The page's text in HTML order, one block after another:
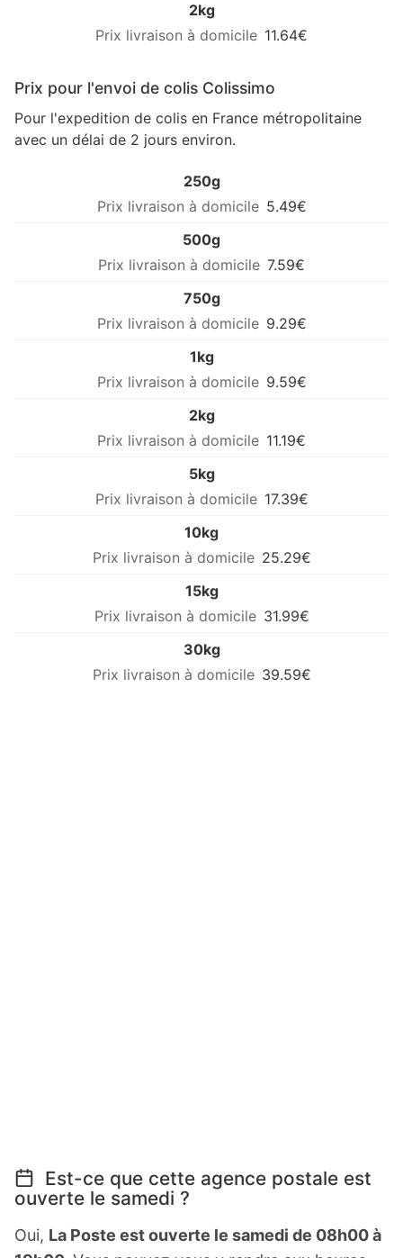
2kg
11.64€
Prix pour l'envoi de colis Colissimo
Pour l'expedition de colis en France métropolitaine
avec un délai de 2 jours environ.
250g
5.49€
500g
7.59€
750g
9.29€
1kg
9.59€
2kg
11.19€
5kg
17.39€
10kg
25.29€
15kg
31.99€
30kg
39.59€
Est-ce que cette agence postale est
ouverte le samedi ?
Oui, La Poste est ouverte le samedi de 08h00 à